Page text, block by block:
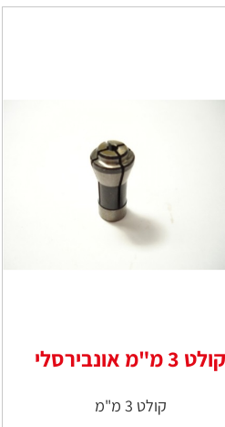
קולט 3 מ"מ אונבירסלי
קולט 3 מ"מ